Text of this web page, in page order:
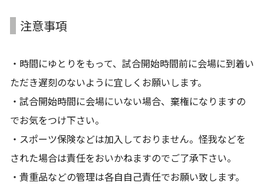
注意事項
・時間にゆとりをもって、試合開始時間前に会場に到着い
ただき遅刻のないように宜しくお願いします。
・試合開始時間に会場にいない場合、棄権になりますの
でお気をつけ下さい。
・スポーツ保険などは加入しておりません。怪我などを
された場合は責任をおいかねますのでご了承下さい。
・貴重品などの管理は各自自己責任でお願い致します。